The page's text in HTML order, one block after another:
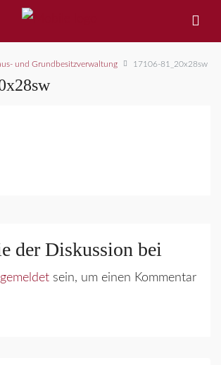
und Grundbesitzverwaltung 17106-81_20x28sw
der Diskussion bei
sein, um einen Kommentar